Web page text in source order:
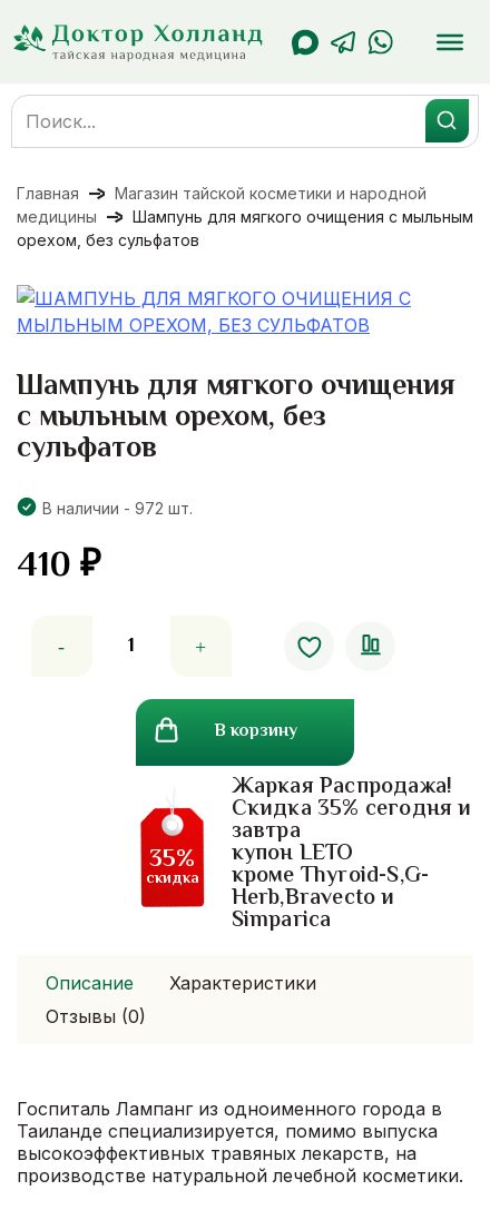
содержанию
Search
for:
Главная
Магазин тайской косметики и народной
медицины
Шампунь для мягкого очищения с мыльным
орехом, без сульфатов
Шампунь для мягкого очищения
с мыльным орехом, без
сульфатов
В наличии - 972 шт.
410₽
товара
В корзину
Жаркая Распродажа!
Скидка 35% сегодня и
завтра
купон LETO
кроме Thyroid-S,G-
Herb,Bravecto и
Simparica
35%
скидка
Описание
Характеристики
Отзывы (0)
Госпиталь Лампанг из одноименного города в
Таиланде специализируется, помимо выпуска
высокоэффективных травяных лекарств, на
производстве натуральной лечебной косметики.